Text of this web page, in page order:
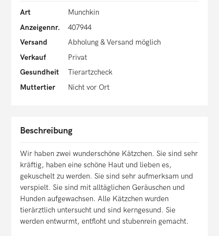
Art
Munchkin
Anzeigennr.
407944
Versand
Abholung & Versand möglich
Verkauf
Privat
Gesundheit
Tierartzcheck
Muttertier
Nicht vor Ort
Beschreibung
Wir haben zwei wunderschöne Kätzchen. Sie sind sehr
kräftig, haben eine schöne Haut und lieben es,
gekuschelt zu werden. Sie sind sehr aufmerksam und
verspielt. Sie sind mit alltäglichen Geräuschen und
Hunden aufgewachsen. Alle Kätzchen wurden
tierärztlich untersucht und sind kerngesund. Sie
werden entwurmt, entfloht und stubenrein gemacht.